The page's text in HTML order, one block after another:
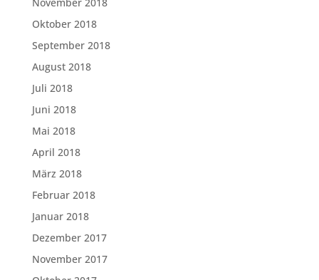
Oktober 2018
September 2018
August 2018
Juli 2018
Juni 2018
Mai 2018
April 2018
März 2018
Februar 2018
Januar 2018
Dezember 2017
November 2017